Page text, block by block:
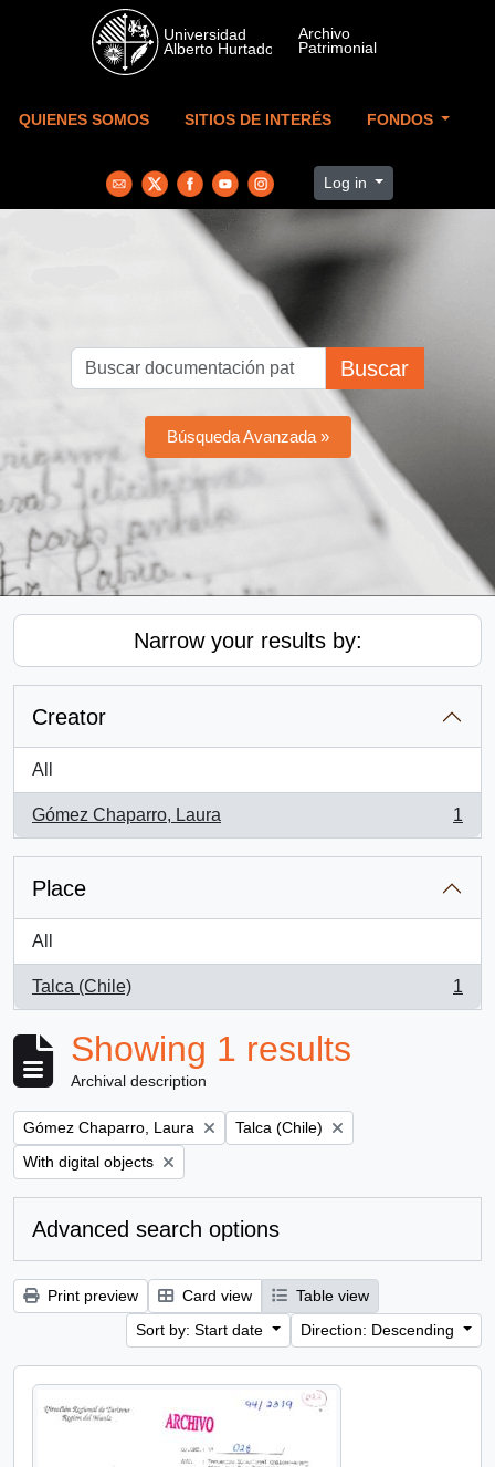
Skip to main content
QUIENES SOMOS SITIOS DE INTERÉS FONDOS
Log in
Buscar
Búsqueda Avanzada »
Narrow your results by:
Creator
All
Gómez Chaparro, Laura
, 1 results
1
Place
All
Talca (Chile)
, 1 results
1
Showing 1 results
Archival description
Remove filter:
Gómez Chaparro, Laura Remove filter:
Talca (Chile)
Remove filter:
With digital objects
Advanced search options
Print preview Card view
Table view
Sort by: Start date
Direction: Descending